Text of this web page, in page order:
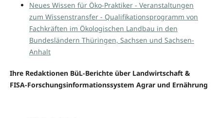
Neues Wissen für Öko-Praktiker - Veranstaltungen
zum Wissenstransfer - Qualifikationsprogramm von
Fachkräften im Ökologischen Landbau in den
Bundesländern Thüringen, Sachsen und Sachsen-
Anhalt
Ihre Redaktionen BüL-Berichte über Landwirtschaft &
FISA-Forschungsinformationssystem Agrar und Ernährung